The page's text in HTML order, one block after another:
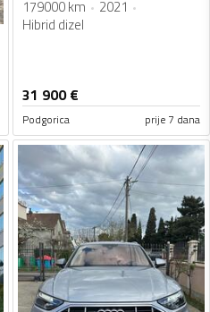
179000 km
2021
Hibrid dizel
31 900€
Podgorica prije 7 dana